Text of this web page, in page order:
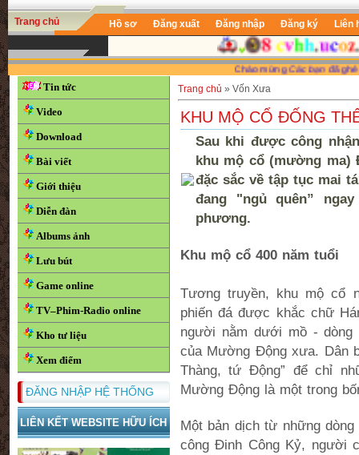
Trang chủ Hồ sơ Đăng xuất Đăng nhập Đăng ký Liên
Chào mừngCác bạnđã ghé thăm
Tin tức
Video
Download
Bài viết
Giới thiệu
Diễn đàn
Albums ảnh
Lưu bút
Game online
TV–Phim-Radio online
Kho tư liệu
Xem điểm
ĐĂNG NHẬP HỆ THỐNG
LIÊN KẾT WEBSITE HỮU ÍCH
Trang chủ » Vốn Xưa
KHU MỘ CỔ ĐỐNG
Sau khi được công
khu mộ cổ (mường ma)
đặc sắc về tập tục mai
đang "ngủ quên”
phương.
Khu mộ cổ 400 năm tuổi
Tương truyền, khu mộ cổ
phiến đá được khắc chữ
người nằm dưới mồ - dòng
của Mường Động xưa. Dân
Thàng, tứ Động” để chỉ
Mường Động là một trong
Một bản dịch từ những
công Đinh Công Kỷ, người